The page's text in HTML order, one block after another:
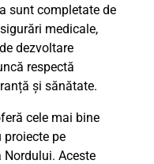
sunt completate de
medicale,
dezvoltare
respectă
și sănătate.
cele mai bine
proiecte pe
Aceste